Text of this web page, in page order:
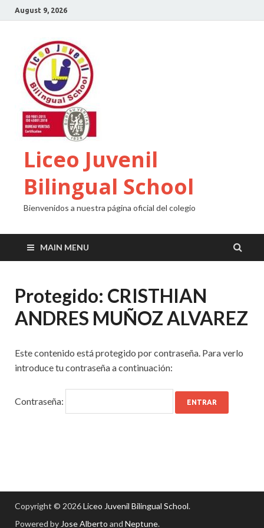
August 9, 2026
Liceo Juvenil
Bilingual School
Bienvenidos a nuestra página oficial del colegio
MAIN MENU
Protegido: CRISTHIAN
ANDRES MUÑOZ ALVAREZ
Este contenido está protegido por contraseña. Para verlo
introduce tu contraseña a continuación:
Contraseña:
Copyright © 2026Liceo Juvenil Bilingual School.
Powered by Jose Alberto and Neptune.